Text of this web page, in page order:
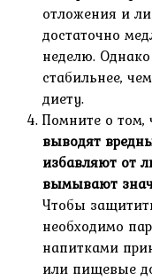
отложения и
достаточно
неделю.
стабильнее,
диету.
Помните о том,
выводят
избавляют от
вымывают
Чтобы
необходимо
напитками
или пищевые